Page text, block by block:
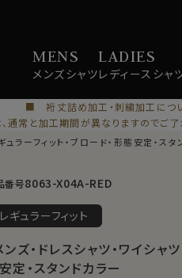
MENS
メンズシャツ
LADIES
レディース シャ
■ 裄丈詰め加工・刺繍加工に
通常と加工期間が異なりますのでご
ュラーフィット・ブロード・形態安定・スタ
番号8063-X04A-RED
レギュラーフィット
ンズ・ドレスシャツ・ワイシャ
定・スタンドカラー